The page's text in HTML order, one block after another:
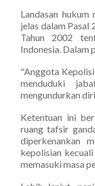
Landasan
jelas dalam Pasal
Tahun 2002
Indonesia. Dalam
"Anggota
menduduki
mengundurkan
Ketentuan ini
ruang tafsir
diperkenankan
kepolisian
memasuki masa